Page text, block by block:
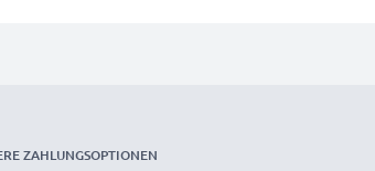
ZAHLUNGSOPTIONEN